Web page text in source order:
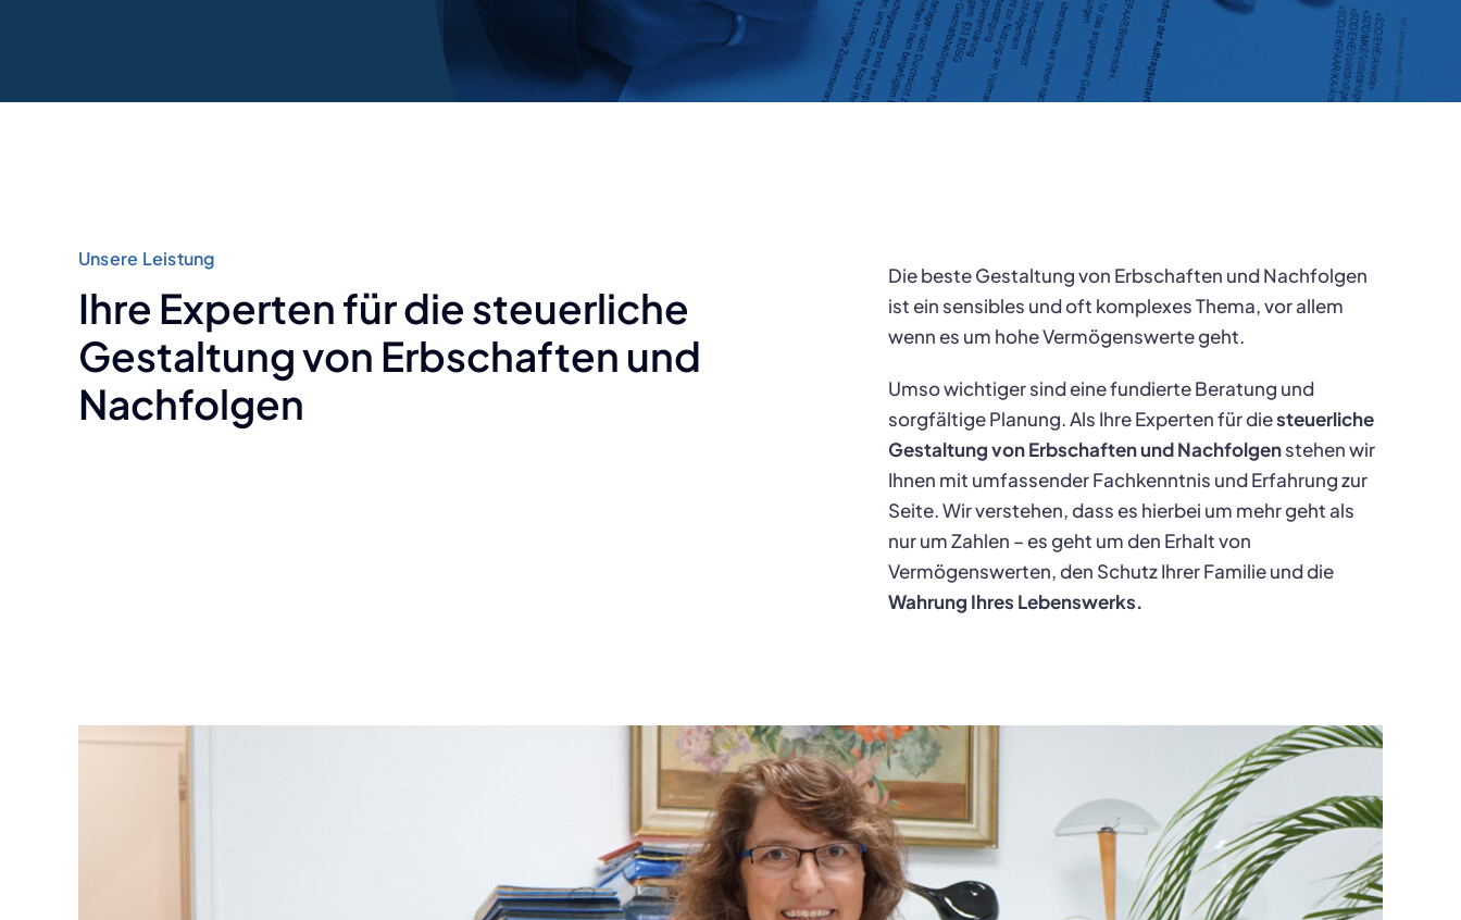
Unsere Leistung
Ihre Experten für die steuerliche
Gestaltung von Erbschaften und
Nachfolgen
Die beste Gestaltung von Erbschaften und Nachfolgen
ist ein sensibles und oft komplexes Thema, vor allem
wenn es um hohe Vermögenswerte geht.
Umso wichtiger sind eine fundierte Beratung und
sorgfältige Planung. Als Ihre Experten für diesteuerliche
Gestaltung von Erbschaften und Nachfolgenstehen wir
Ihnen mit umfassender Fachkenntnis und Erfahrung zur
Seite. Wir verstehen, dass es hierbei um mehr geht als
nur um Zahlen – es geht um den Erhalt von
Vermögenswerten, den Schutz Ihrer Familie und die
Wahrung Ihres Lebenswerks.